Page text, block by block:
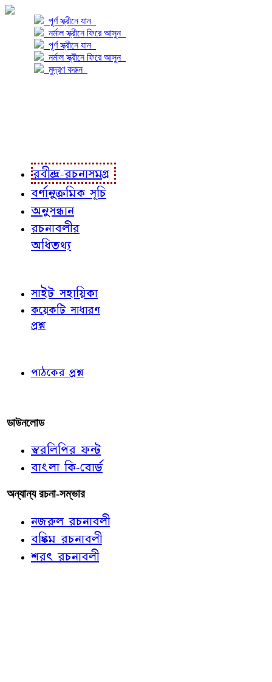
পূর্ণ স্ক্রীনে যান
নর্মাল স্ক্রীনে ফিরে আসুন
পূর্ণ স্ক্রীনে যান
নর্মাল স্ক্রীনে ফিরে আসুন
মুদ্রণ করুন
রবীন্দ্র-রচনাসমগ্র
বর্ণানুক্রমিক সূচি
অনুসন্ধান
রচনাবলীর
অধিতথ্য
সাইট সহায়িকা
কয়েকটি সাধারণ
প্রশ্ন
পাঠকের প্রশ্ন
ডাউনলোড
স্বরলিপির ফন্ট
বাংলা কি-বোর্ড
অন্যান্য রচনা-সম্ভার
নজরুল রচনাবলী
বঙ্কিম রচনাবলী
শরৎ রচনাবলী